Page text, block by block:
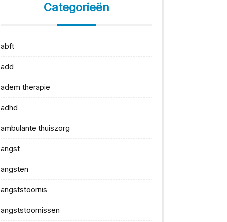
Categorieën
abft
add
adem therapie
adhd
ambulante thuiszorg
angst
angsten
angststoornis
angststoornissen